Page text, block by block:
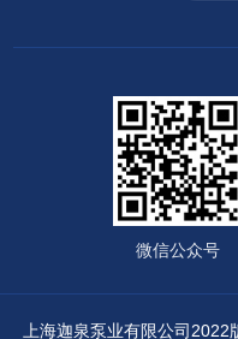
微信公众号
上海迦泉泵业有限公司